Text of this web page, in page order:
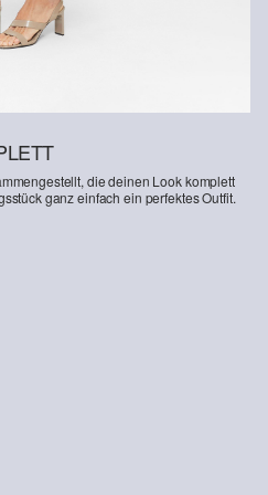
die deinen Look komplett
ganz einfach ein perfektes Outfit.